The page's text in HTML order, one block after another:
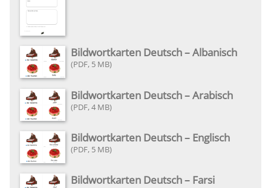
Bildwortkarten Deutsch – Albanisch
5 MB
Bildwortkarten Deutsch – Arabisch
4 MB
Bildwortkarten Deutsch – Englisch
5 MB
Bildwortkarten Deutsch – Farsi